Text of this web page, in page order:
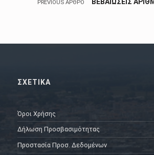
PREVIOUS ΆΡΘΡΟ
ΣΧΕΤΙΚΑ
Όροι Χρήσης
Δήλωση Προσβασιμότητας
Προστασία Προσ. Δεδομένων